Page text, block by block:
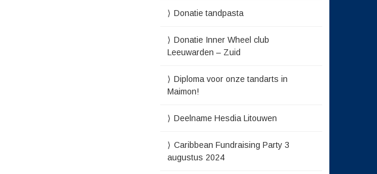
Donatie tandpasta
Donatie Inner Wheel club
Leeuwarden – Zuid
Diploma voor onze tandarts in
Maimon!
Deelname Hesdia Litouwen
Caribbean Fundraising Party 3
augustus 2024